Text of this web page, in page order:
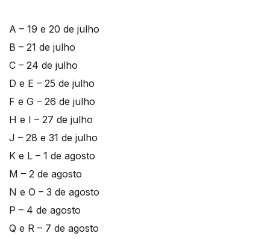
A – 19 e 20 de julho
B – 21 de julho
C – 24 de julho
D e E – 25 de julho
F e G – 26 de julho
H e I – 27 de julho
J – 28 e 31 de julho
K e L – 1 de agosto
M – 2 de agosto
N e O – 3 de agosto
P – 4 de agosto
Q e R – 7 de agosto